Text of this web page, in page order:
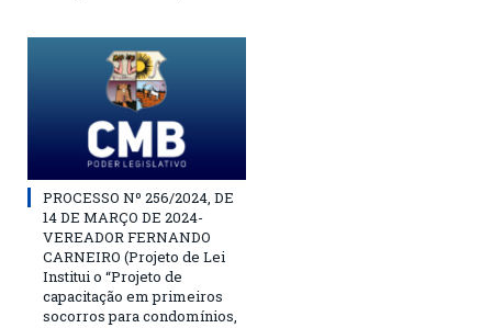
PROCESSO Nº 256/2024, DE
14 DE MARÇO DE 2024-
VEREADOR FERNANDO
CARNEIRO (Projeto de Lei
Institui o “Projeto de
capacitação em primeiros
socorros para condomínios,